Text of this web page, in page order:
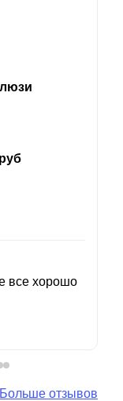
все хорошо
Больше отзывов